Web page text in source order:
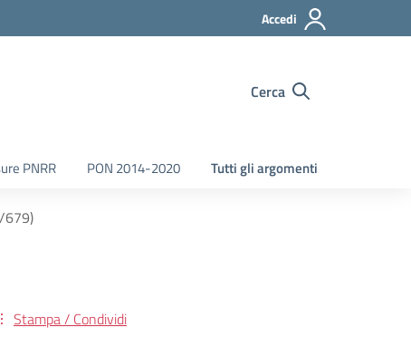
Accedi
Cerca
PNRR PON 2014-2020 Tutti gli argomenti
679)
Stampa / Condividi